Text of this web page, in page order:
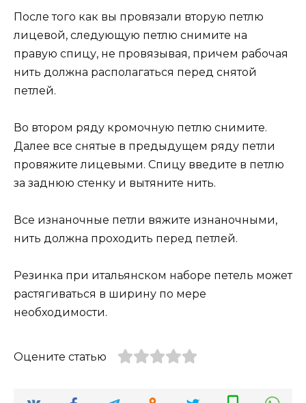
После того как вы провязали вторую петлю
лицевой, следующую петлю снимите на
правую спицу, не провязывая, причем рабочая
нить должна располагаться перед снятой
петлей.
Во втором ряду кромочную петлю снимите.
Далее все снятые в предыдущем ряду петли
провяжите лицевыми. Спицу введите в петлю
за заднюю стенку и вытяните нить.
Все изнаночные петли вяжите изнаночными,
нить должна проходить перед петлей.
Резинка при итальянском наборе петель может
растягиваться в ширину по мере
необходимости.
Оцените статью